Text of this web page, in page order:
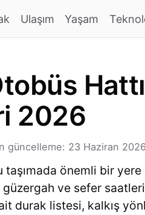
Ulaşım Yaşam
2026
güncelleme: 23 Haziran
taşımada önemli bir yere
güzergah ve sefer
durak listesi, kalkış